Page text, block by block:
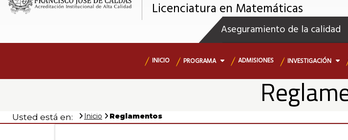
Licenciatura en Matemáticas
Menú
secundario
Aseguramiento de la calidad
principal
INICIO PROGRAMA ADMISIONES INVESTIGACIÓN
Usted está en: Inicio Reglamentos